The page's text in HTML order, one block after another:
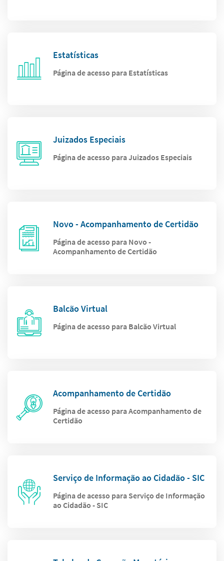
Estatísticas
Página de acesso para Estatísticas
Juizados Especiais
Página de acesso para Juizados Especiais
Novo - Acompanhamento de Certidão
Página de acesso para Novo -
Acompanhamento de Certidão
Balcão Virtual
Página de acesso para Balcão Virtual
Acompanhamento de Certidão
Página de acesso para Acompanhamento de
Certidão
Serviço de Informação ao Cidadão - SIC
Página de acesso para Serviço de Informação
ao Cidadão - SIC